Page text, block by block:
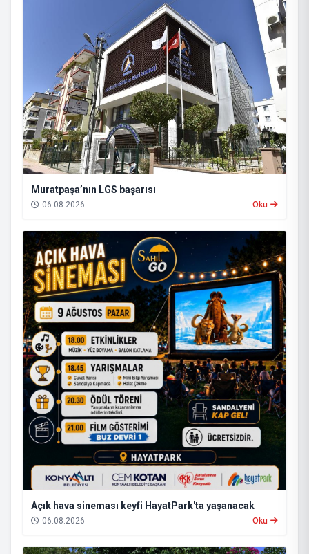
Muratpaşa’nın LGS başarısı
06.08.2026 Oku
Açık hava sineması keyfi HayatPark'ta yaşanacak
06.08.2026 Oku